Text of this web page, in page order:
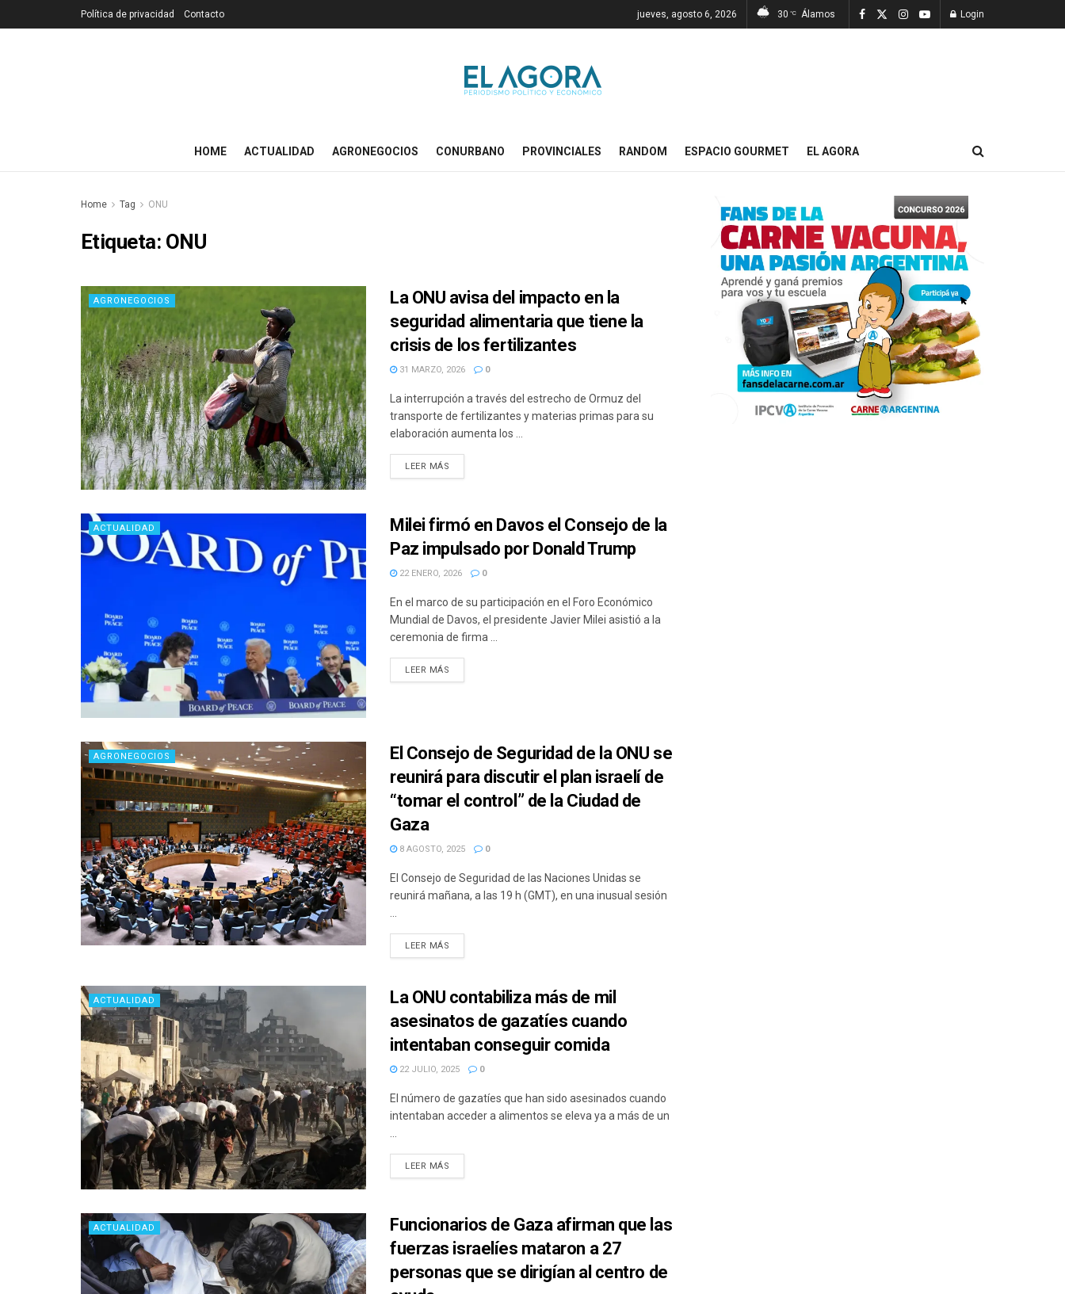
Política de privacidad Contacto jueves, agosto 6, 2026 30 °C Álamos Login
HOME ACTUALIDAD AGRONEGOCIOS CONURBANO PROVINCIALES RANDOM ESPACIO GOURMET EL AGORA
Home Tag ONU
Etiqueta: ONU
AGRONEGOCIOS
La ONU avisa del impacto en la
seguridad alimentaria que tiene la
crisis de los fertilizantes
31 MARZO, 2026 0
La interrupción a través del estrecho de Ormuz del
transporte de fertilizantes y materias primas para su
elaboración aumenta los ...
LEER MÁS
ACTUALIDAD
Milei firmó en Davos el Consejo de la
Paz impulsado por Donald Trump
22 ENERO, 2026 0
En el marco de su participación en el Foro Económico
Mundial de Davos, el presidente Javier Milei asistió a la
ceremonia de firma ...
LEER MÁS
AGRONEGOCIOS
El Consejo de Seguridad de la ONU se
reunirá para discutir el plan israelí de
“tomar el control” de la Ciudad de
Gaza
8 AGOSTO, 2025 0
El Consejo de Seguridad de las Naciones Unidas se
reunirá mañana, a las 19 h (GMT), en una inusual sesión
LEER MÁS
ACTUALIDAD
La ONU contabiliza más de mil
asesinatos de gazatíes cuando
intentaban conseguir comida
22 JULIO, 2025 0
El número de gazatíes que han sido asesinados cuando
intentaban acceder a alimentos se eleva ya a más de un
LEER MÁS
ACTUALIDAD
Funcionarios de Gaza afirman que las
fuerzas israelíes mataron a 27
personas que se dirigían al centro de